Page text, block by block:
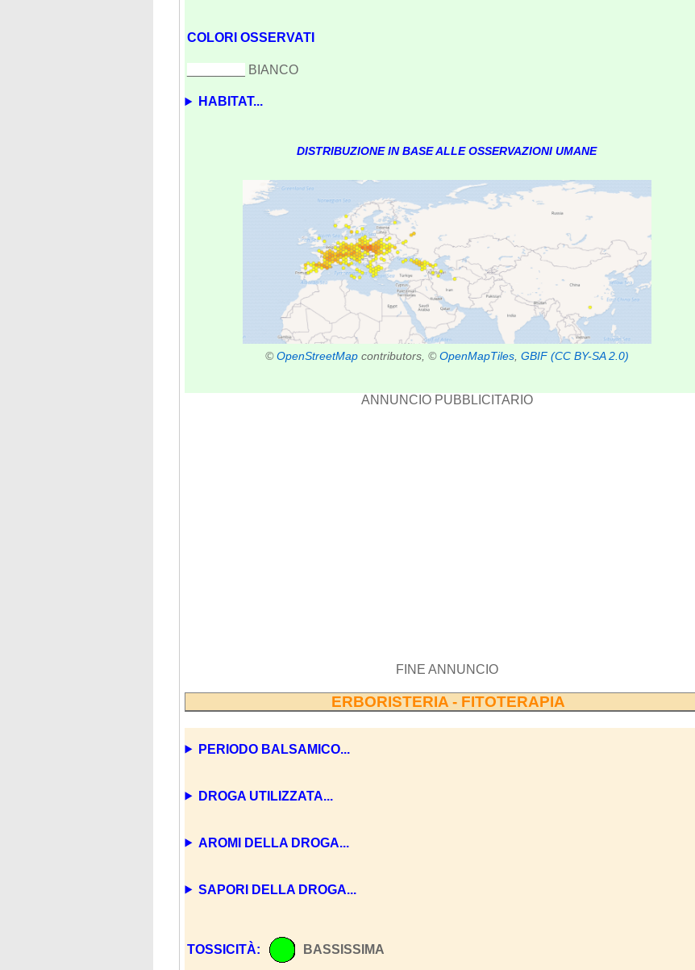
COLORI OSSERVATI
BIANCO
HABITAT...
DISTRIBUZIONE IN BASE ALLE OSSERVAZIONI UMANE
©OpenStreetMapcontributors, ©OpenMapTiles, GBIF (CC BY-SA 2.0)
ANNUNCIO PUBBLICITARIO
FINE ANNUNCIO
ERBORISTERIA - FITOTERAPIA
PERIODO BALSAMICO...
DROGA UTILIZZATA...
AROMI DELLA DROGA...
SAPORI DELLA DROGA...
TOSSICITÀ: BASSISSIMA